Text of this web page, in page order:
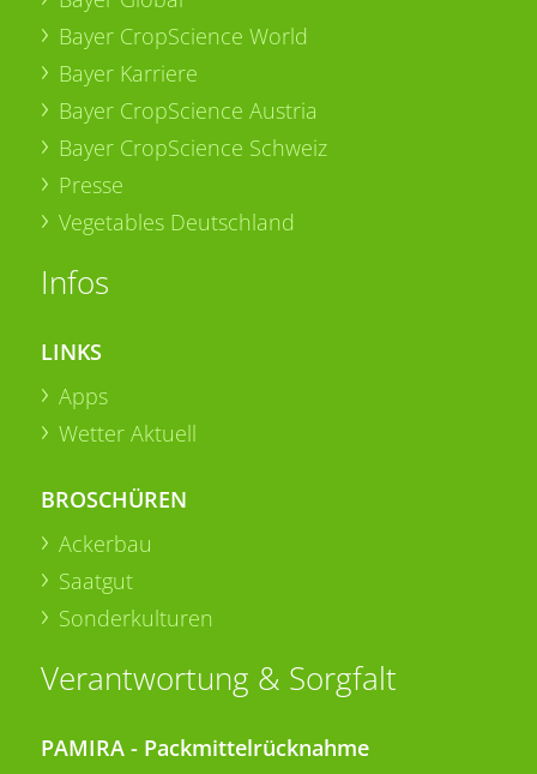
Bayer CropScience World
Bayer Karriere
Bayer CropScience Austria
Bayer CropScience Schweiz
Presse
Vegetables Deutschland
Infos
LINKS
Apps
Wetter Aktuell
BROSCHÜREN
Ackerbau
Saatgut
Sonderkulturen
Verantwortung & Sorgfalt
PAMIRA - Packmittelrücknahme